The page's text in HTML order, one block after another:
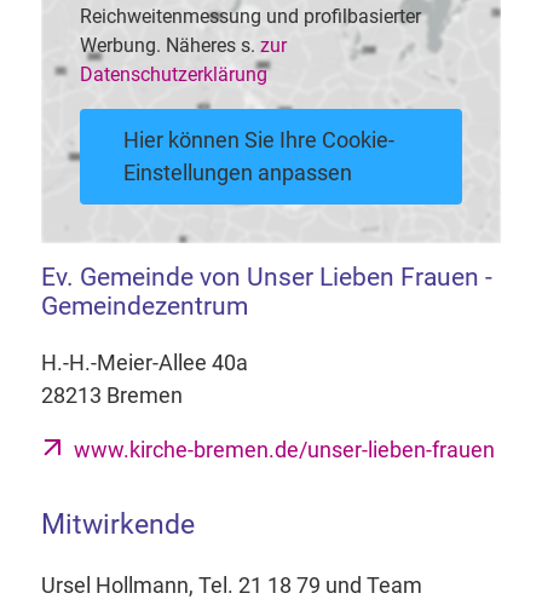
Reichweitenmessung und profilbasierter
Werbung. Näheres s. zur
Datenschutzerklärung
Hier können Sie Ihre Cookie-
Einstellungen anpassen
Ev. Gemeinde von Unser Lieben Frauen -
Gemeindezentrum
H.-H.-Meier-Allee 40a
28213 Bremen
www.kirche-bremen.de/unser-lieben-frauen
Mitwirkende
Ursel Hollmann, Tel. 21 18 79 und Team